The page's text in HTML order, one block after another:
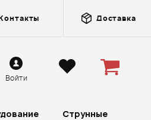
Доставка
Войти
Струнные